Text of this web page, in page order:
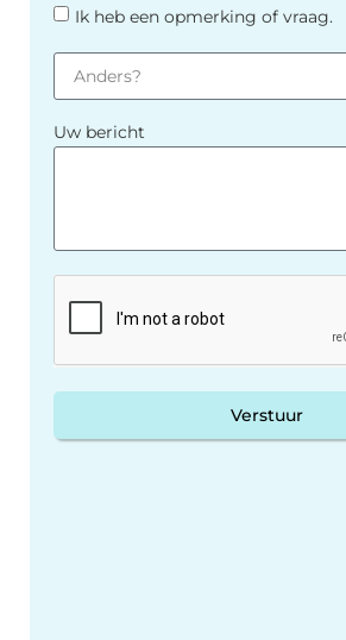
Ik heb een opmerking of vraag.
Uw bericht
Verstuur